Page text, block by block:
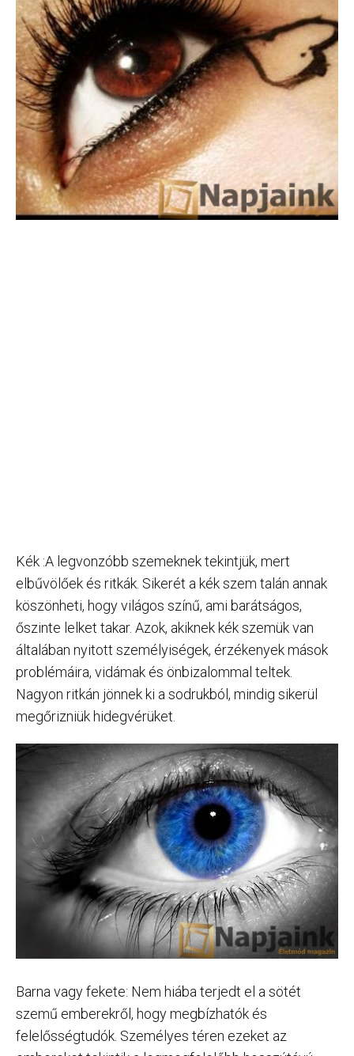
Kék :A legvonzóbb szemeknek tekintjük, mert
elbűvölőek és ritkák. Sikerét a kék szem talán annak
köszönheti, hogy világos színű, ami barátságos,
őszinte lelket takar. Azok, akiknek kék szemük van
általában nyitott személyiségek, érzékenyek mások
problémáira, vidámak és önbizalommal teltek.
Nagyon ritkán jönnek ki a sodrukból, mindig sikerül
megőrizniük hidegvérüket.
Barna vagy fekete: Nem hiába terjedt el a sötét
szemű emberekről, hogy megbízhatók és
felelősségtudók. Személyes téren ezeket az